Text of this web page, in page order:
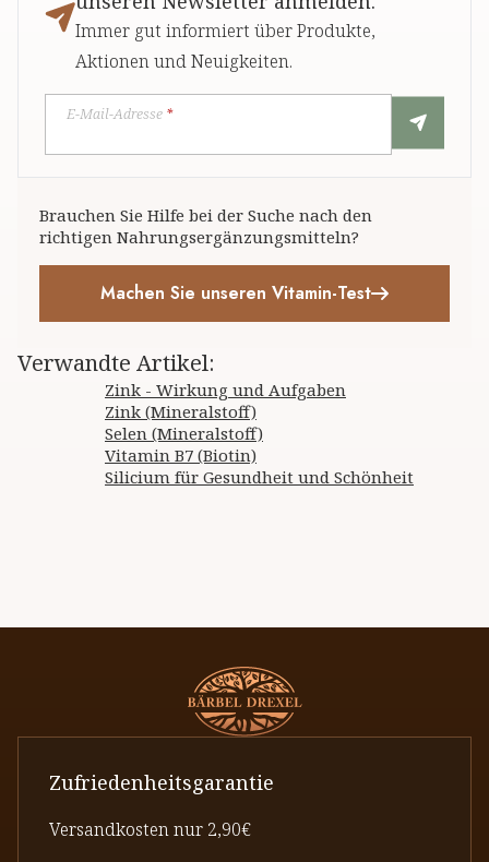
Immer gut informiert über Produkte,
Aktionen und Neuigkeiten.
E-Mail-Adresse *
Brauchen Sie Hilfe bei der Suche nach den
richtigen Nahrungsergänzungsmitteln?
Machen Sie unseren Vitamin-Test
Verwandte Artikel:
Zink - Wirkung und Aufgaben
Zink (Mineralstoff)
Selen (Mineralstoff)
Vitamin B7 (Biotin)
Silicium für Gesundheit und Schönheit
Zufriedenheitsgarantie
Versandkosten nur 2,90€